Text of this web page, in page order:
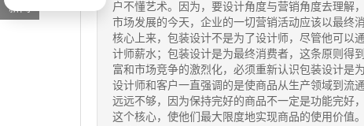
户不懂艺术。因为，要设计角度与营销角度去理解
市场发展的今天，企业的一切营销活动应该以最终
核心上来，包装设计不是为了设计师，尽管他可以
计师薪水；包装设计是为最终消费者，这条原则得
富和市场竞争的激烈化，必须重新认识包装设计是为
设计师和客户一直强调的是使商品从生产领域到流
远远不够，因为保持完好的商品不一定是功能完好
这个核心，使他们最大限度地实现商品的使用价值
新闻